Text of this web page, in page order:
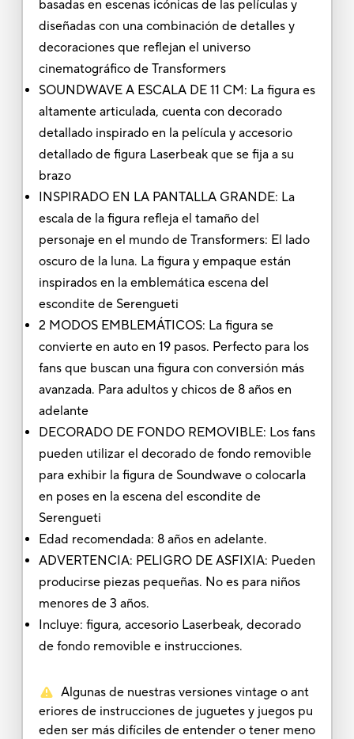
basadas en escenas icónicas de las películas y
diseñadas con una combinación de detalles y
decoraciones que reflejan el universo
cinematográfico de Transformers
SOUNDWAVE A ESCALA DE 11 CM: La figura es
altamente articulada, cuenta con decorado
detallado inspirado en la película y accesorio
detallado de figura Laserbeak que se fija a su
brazo
INSPIRADO EN LA PANTALLA GRANDE: La
escala de la figura refleja el tamaño del
personaje en el mundo de Transformers: El lado
oscuro de la luna. La figura y empaque están
inspirados en la emblemática escena del
escondite de Serengueti
2 MODOS EMBLEMÁTICOS: La figura se
convierte en auto en 19 pasos. Perfecto para los
fans que buscan una figura con conversión más
avanzada. Para adultos y chicos de 8 años en
adelante
DECORADO DE FONDO REMOVIBLE: Los fans
pueden utilizar el decorado de fondo removible
para exhibir la figura de Soundwave o colocarla
en poses en la escena del escondite de
Serengueti
Edad recomendada: 8 años en adelante.
ADVERTENCIA: PELIGRO DE ASFIXIA: Pueden
producirse piezas pequeñas. No es para niños
menores de 3 años.
Incluye: figura, accesorio Laserbeak, decorado
de fondo removible e instrucciones.
Algunas de nuestras versiones vintage o ant
eriores de instrucciones de juguetes y juegos pu
eden ser más difíciles de entender o tener meno